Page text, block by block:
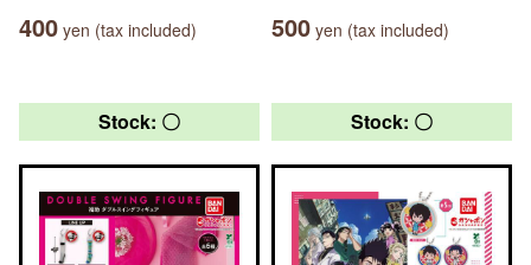
400 yen (tax included) 500 yen (tax included)
Stock: 〇 Stock: 〇